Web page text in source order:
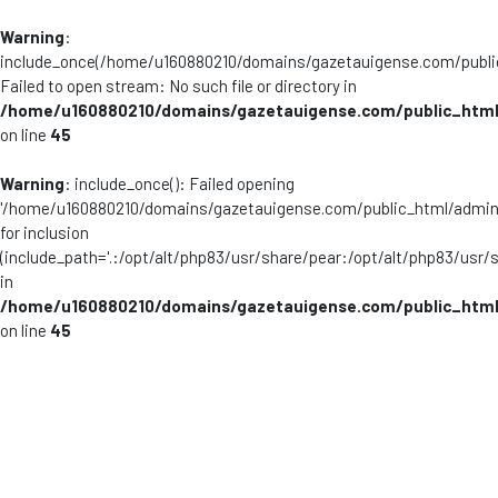
Warning:
include_once(/home/u160880210/domains/gazetauigense.com/
Failed to open stream: No such file or directory in
/home/u160880210/domains/gazetauigense.com/
on line 45
Warning: include_once(): Failed opening
'/home/u160880210/domains/gazetauigense.com/public_html/
for inclusion
(include_path='.:/opt/alt/php83/usr/share/pear:/opt/alt/php83/
in
/home/u160880210/domains/gazetauigense.com/
on line 45